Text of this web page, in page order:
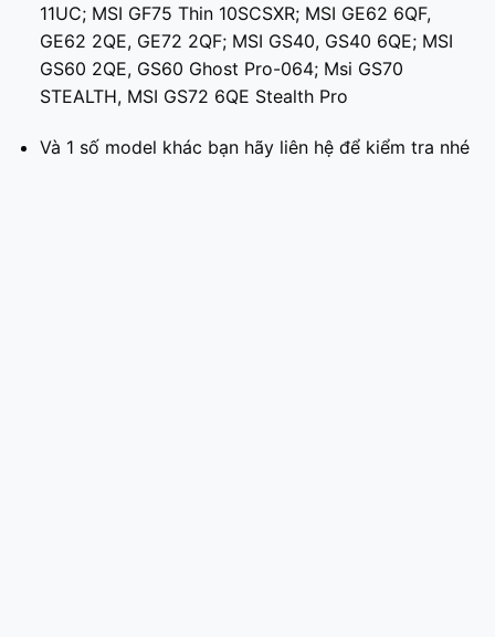
11UC; MSI GF75 Thin 10SCSXR; MSI GE62 6QF,
GE62 2QE, GE72 2QF; MSI GS40, GS40 6QE; MSI
GS60 2QE, GS60 Ghost Pro-064; Msi GS70
STEALTH, MSI GS72 6QE Stealth Pro
Và 1 số model khác bạn hãy liên hệ để kiểm tra nhé